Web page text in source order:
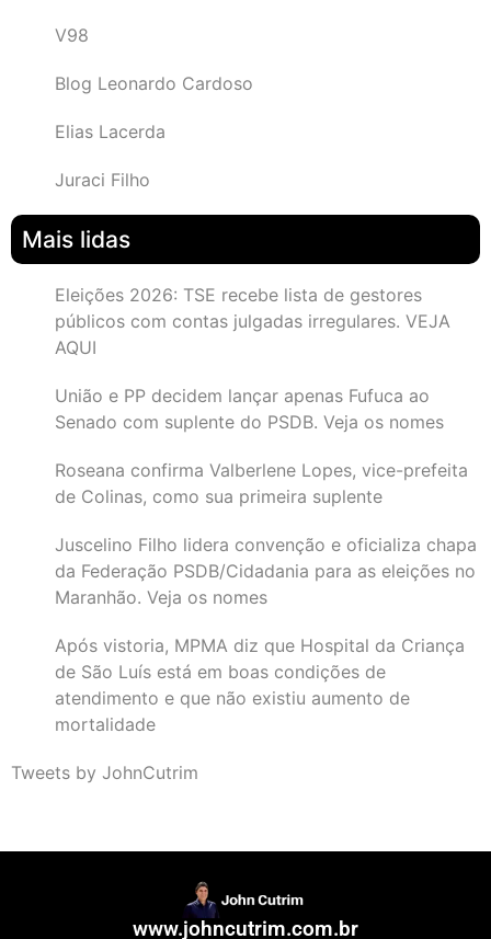
V98
Blog Leonardo Cardoso
Elias Lacerda
Juraci Filho
Mais lidas
Eleições 2026: TSE recebe lista de gestores
públicos com contas julgadas irregulares. VEJA
AQUI
União e PP decidem lançar apenas Fufuca ao
Senado com suplente do PSDB. Veja os nomes
Roseana confirma Valberlene Lopes, vice-prefeita
de Colinas, como sua primeira suplente
Juscelino Filho lidera convenção e oficializa chapa
da Federação PSDB/Cidadania para as eleições no
Maranhão. Veja os nomes
Após vistoria, MPMA diz que Hospital da Criança
de São Luís está em boas condições de
atendimento e que não existiu aumento de
mortalidade
Tweets by JohnCutrim
www.johncutrim.com.br